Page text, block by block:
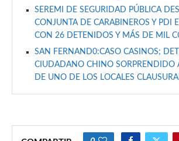
SEREMI DE SEGURIDAD PÚBLICA
CONJUNTA DE CARABINEROS Y PDI
CON 26 DETENIDOS Y MÁS DE MIL
SAN FERNAND0:CASO CASINOS;
CIUDADANO CHINO SORPRENDIDO
DE UNO DE LOS LOCALES